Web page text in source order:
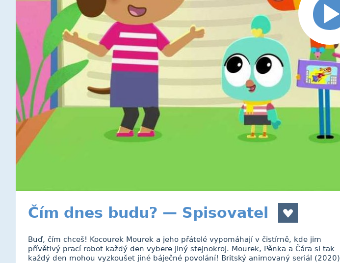
Čím dnes budu? — Spisovatel
Buď, čím chceš! Kocourek Mourek a jeho přátelé vypomáhají v čistírně, kde jim
přívětivý prací robot každý den vybere jiný stejnokroj. Mourek, Pěnka a Čára si tak
každý den mohou vyzkoušet jiné báječné povolání! Britský animovaný seriál (2020)